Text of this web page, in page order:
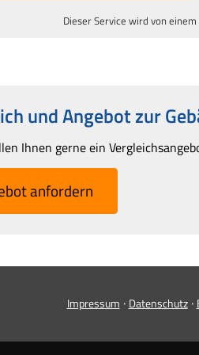
Dieser Service wird von
und Angebot zur
Ihnen gerne ein
an­for­dern
Impressum · Datenschutz·